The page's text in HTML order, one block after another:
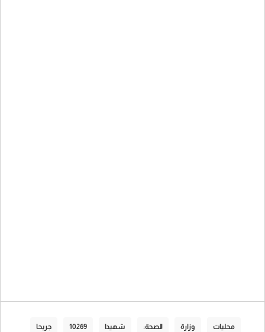
محليات وزارة الصحة: شهيدا 10269 جريحا